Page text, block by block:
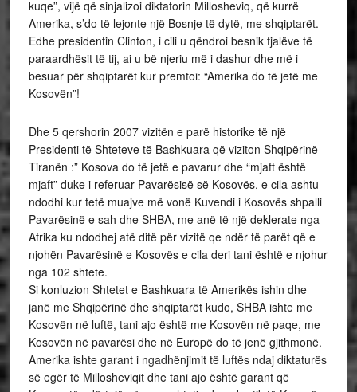
kuqe”, vijë që sinjalizoi diktatorin Millosheviq, që kurrë
Amerika, s’do të lejonte një Bosnje të dytë, me shqiptarët.
Edhe presidentin Clinton, i cili u qëndroi besnik fjalëve të
paraardhësit të tij, ai u bë njeriu më i dashur dhe më i
besuar për shqiptarët kur premtoi: “Amerika do të jetë me
Kosovën”!
Dhe 5 qershorin 2007 vizitën e parë historike të një
Presidenti të Shteteve të Bashkuara që viziton Shqipërinë –
Tiranën :” Kosova do të jetë e pavarur dhe “mjaft është
mjaft” duke i referuar Pavarësisë së Kosovës, e cila ashtu
ndodhi kur tetë muajve më vonë Kuvendi i Kosovës shpalli
Pavarësinë e sah dhe SHBA, me anë të një deklerate nga
Afrika ku ndodhej atë ditë për vizitë qe ndër të parët që e
njohën Pavarësinë e Kosovës e cila deri tani është e njohur
nga 102 shtete.
Si konluzion Shtetet e Bashkuara të Amerikës ishin dhe
janë me Shqipërinë dhe shqiptarët kudo, SHBA ishte me
Kosovën në luftë, tani ajo është me Kosovën në paqe, me
Kosovën në pavarësi dhe në Europë do të jenë gjithmonë.
Amerika ishte garant i ngadhënjimit të luftës ndaj diktaturës
së egër të Millosheviqit dhe tani ajo është garant që